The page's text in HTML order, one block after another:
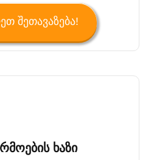
Შეთავაზება!
Ხაზი